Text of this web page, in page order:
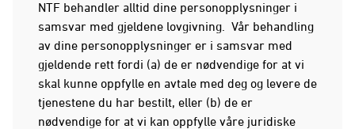
NTF behandler alltid dine personopplysninger i
samsvar med gjeldene lovgivning. Vår behandling
av dine personopplysninger er i samsvar med
gjeldende rett fordi (a) de er nødvendige for at vi
skal kunne oppfylle en avtale med deg og levere de
tjenestene du har bestilt, eller (b) de er
nødvendige for at vi kan oppfylle våre juridiske